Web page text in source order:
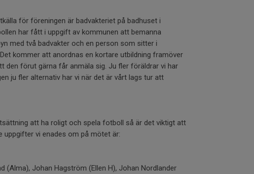
för föreningen är badvakteriet på badhuset i
har fått i uppgift av kommunen att bemanna
med två badvakter och en person som sitter i
kommer att anordnas en kortare utbildning framöver
den förut gärna får anmäla sig. Ju fler föräldrar vi har
ju fler alternativ har vi när det är vårt lags tur att
att ha roligt och spela fotboll så är det viktigt att
uppgifter vi enades om på mötet är:
(Alma), Johan Hagström (Ellen H), Johan Nordlander